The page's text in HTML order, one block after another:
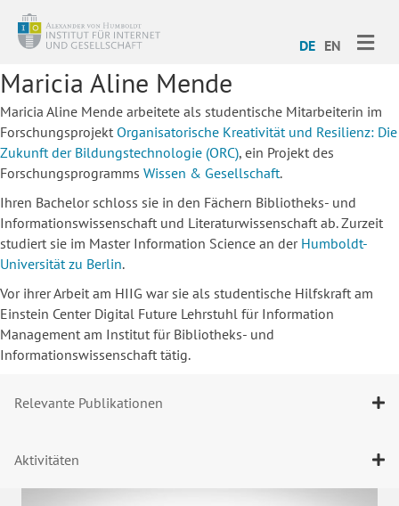
DE EN
Maricia Aline Mende
Maricia Aline Mende arbeitete als studentische Mitarbeiterin im
Forschungsprojekt Organisatorische Kreativität und Resilienz: Die
Zukunft der Bildungstechnologie (ORC), ein Projekt des
Forschungsprogramms Wissen & Gesellschaft.
Ihren Bachelor schloss sie in den Fächern Bibliotheks- und
Informationswissenschaft und Literaturwissenschaft ab. Zurzeit
studiert sie im Master Information Science an der Humboldt-
Universität zu Berlin.
Vor ihrer Arbeit am HIIG war sie als studentische Hilfskraft am
Einstein Center Digital Future Lehrstuhl für Information
Management am Institut für Bibliotheks- und
Informationswissenschaft tätig.
Relevante Publikationen
Aktivitäten